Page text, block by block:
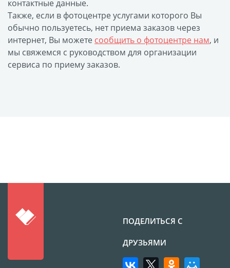
контактные данные.
Также, если в фотоцентре услугами которого Вы
обычно пользуетесь, нет приема заказов через
интернет, Вы можете сообщить о фотоцентре нам, и
мы свяжемся с руководством для организации
сервиса по приему заказов.
ПОДЕЛИТЬСЯ С
ДРУЗЬЯМИ